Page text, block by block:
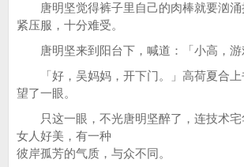
唐明坚觉得裤子里自己的肉棒就要汹涌
紧压服，十分难受。
唐明坚来到阳台下，喊道：「小高，游
「好，吴妈妈，开下门。」高荷夏合上
望了一眼。
只这一眼，不光唐明坚醉了，连技术宅
女人好美，有一种
彼岸孤芳的气质，与众不同。